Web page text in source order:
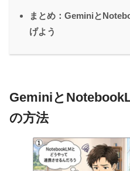
まとめ：Geminiと
げよう
Geminiと
の方法